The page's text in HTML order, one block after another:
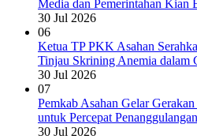
Media dan Pemerintahan Kian
30 Jul 2026
06
Ketua TP PKK Asahan
Tinjau Skrining Anemia dalam
30 Jul 2026
07
Pemkab Asahan Gelar
untuk Percepat
30 Jul 2026